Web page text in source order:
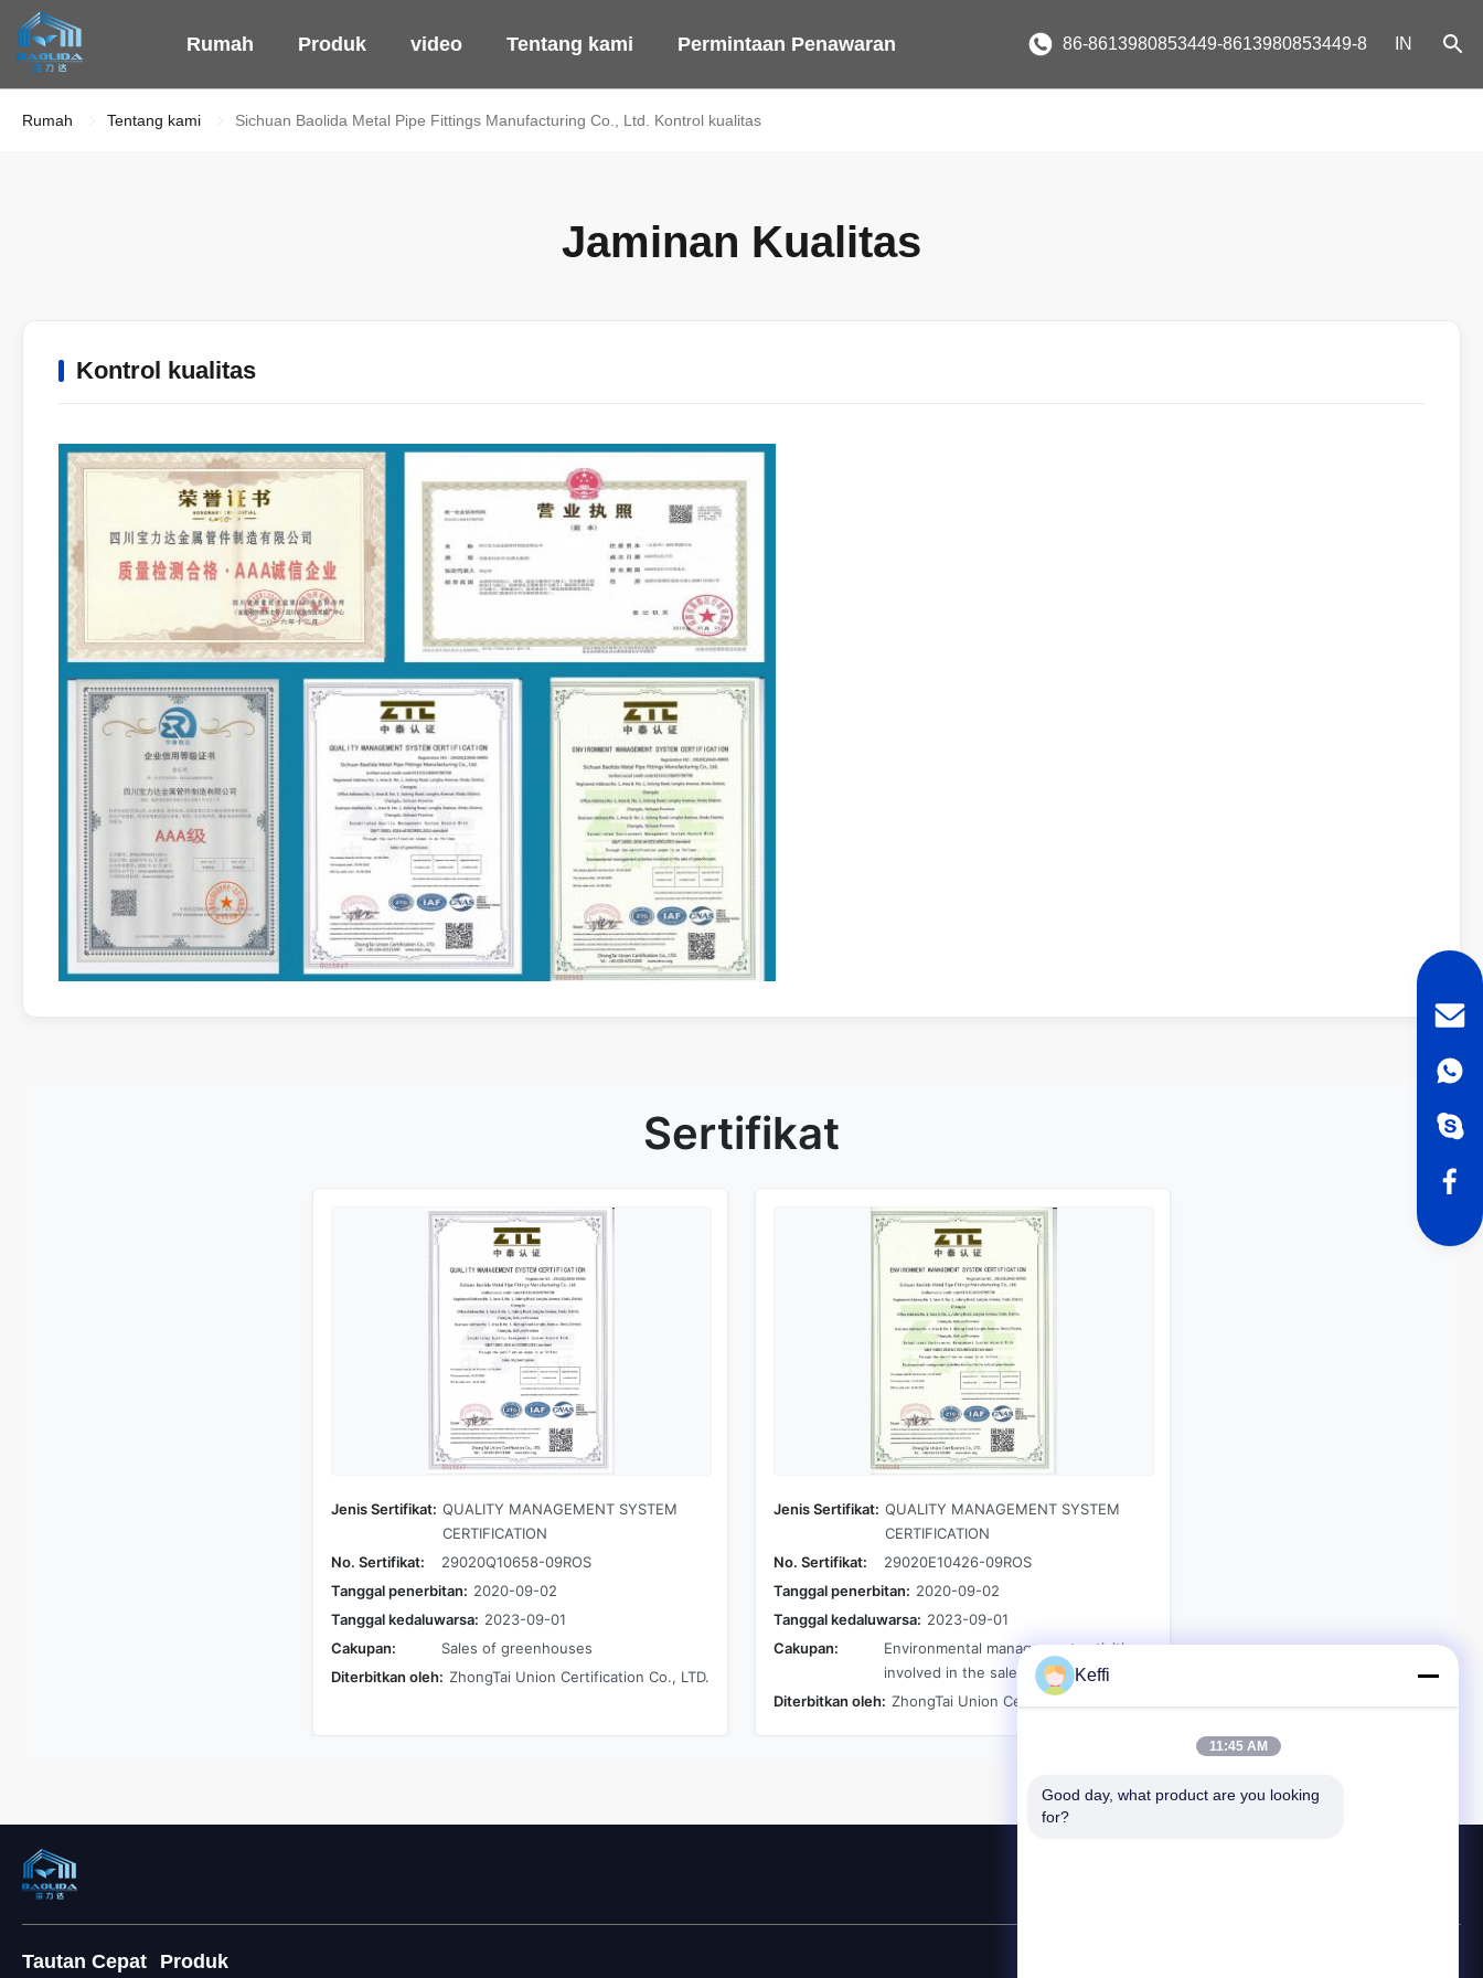
Rumah Produk video Tentang kami Permintaan Penawaran 86-8613980853449-8613980853449-8 IN
Rumah Tentang kami Sichuan Baolida Metal Pipe Fittings Manufacturing Co., Ltd. Kontrol kualitas
Jaminan Kualitas
Kontrol kualitas
Sertifikat
Jenis Sertifikat: QUALITY MANAGEMENT SYSTEM
CERTIFICATION
No. Sertifikat:
29020Q10658-09ROS
Tanggal penerbitan: 2020-09-02
Tanggal kedaluwarsa: 2023-09-01
Cakupan:
Sales of greenhouses
Diterbitkan oleh: ZhongTai Union Certification Co., LTD.
Jenis Sertifikat: QUALITY MANAGEMENT SYSTEM
CERTIFICATION
No. Sertifikat:
29020E10426-09ROS
Tanggal penerbitan: 2020-09-02
Tanggal kedaluwarsa: 2023-09-01
Cakupan:
Environmental management activities
involved in the sale of greenhouses
Diterbitkan oleh: ZhongTai Union Certification Co., LTD.
Tautan Cepat Produk
Keffi
11:45 AM
Good day, what product are you looking
for?